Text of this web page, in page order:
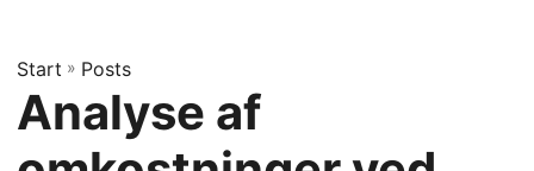
Start » Posts
Analyse af